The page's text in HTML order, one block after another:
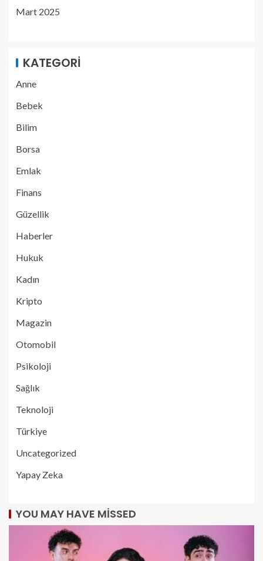
Mart 2025
KATEGORI
Anne
Bebek
Bilim
Borsa
Emlak
Finans
Güzellik
Haberler
Hukuk
Kadın
Kripto
Magazin
Otomobil
Psikoloji
Sağlık
Teknoloji
Türkiye
Uncategorized
Yapay Zeka
YOU MAY HAVE MISSED